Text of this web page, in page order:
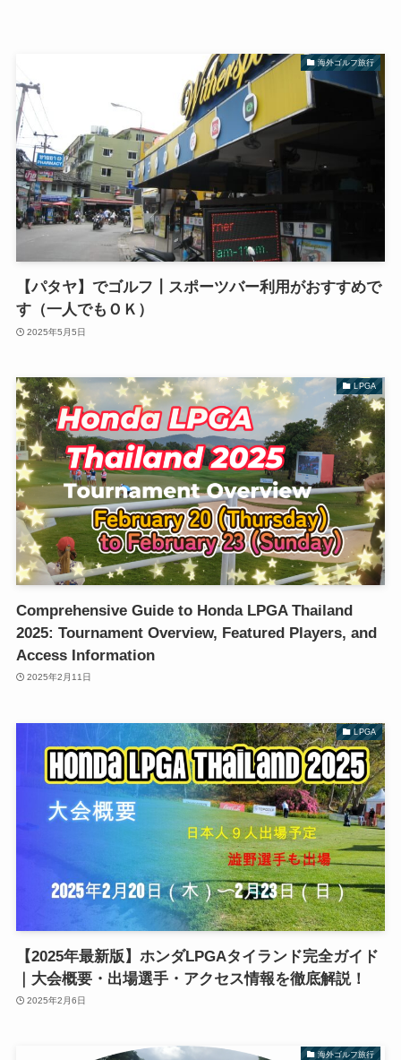
海外ゴルフ旅行
【パタヤ】でゴルフ┃スポーツバー利用がおすすめで
す（一人でもＯＫ）
2025年5月5日
LPGA
Comprehensive Guide to Honda LPGA Thailand
2025: Tournament Overview, Featured Players, and
Access Information
2025年2月11日
LPGA
【2025年最新版】ホンダLPGAタイランド完全ガイド
｜大会概要・出場選手・アクセス情報を徹底解説！
2025年2月6日
海外ゴルフ旅行